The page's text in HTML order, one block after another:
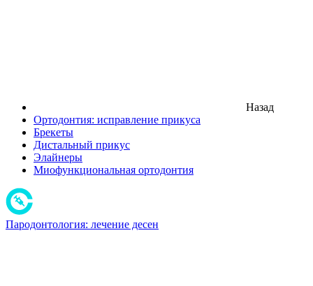
Назад
Ортодонтия: исправление прикуса
Брекеты
Дистальный прикус
Элайнеры
Миофункциональная ортодонтия
Пародонтология: лечение десен